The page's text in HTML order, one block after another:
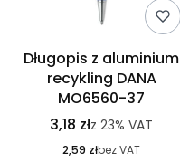
Długopis z aluminium
recykling DANA
MO6560-37
3,18 złz 23% VAT
2,59 złbez VAT